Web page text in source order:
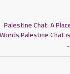
Palestine Chat: A
Words Palestine Chat